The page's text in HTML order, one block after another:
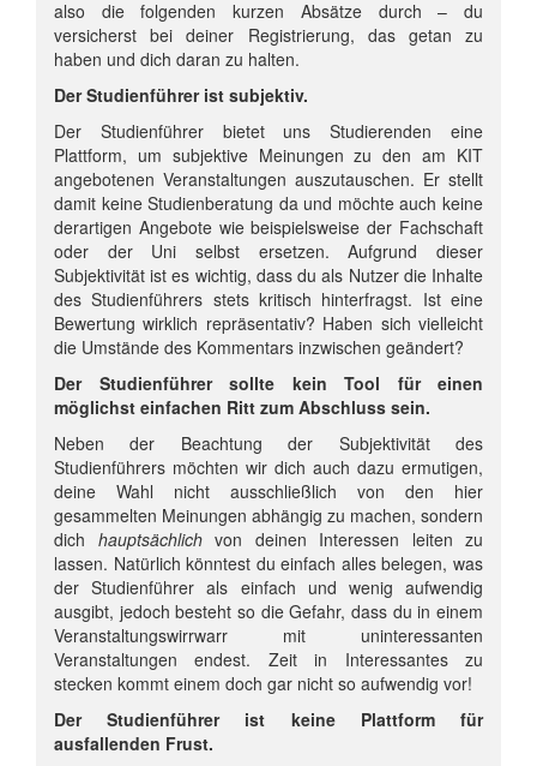
also die folgenden kurzen Absätze durch – du
versicherst bei deiner Registrierung, das getan zu
haben und dich daran zu halten.
Der Studienführer ist subjektiv.
Der Studienführer bietet uns Studierenden eine
Plattform, um subjektive Meinungen zu den am KIT
angebotenen Veranstaltungen auszutauschen. Er stellt
damit keine Studienberatung da und möchte auch keine
derartigen Angebote wie beispielsweise der Fachschaft
oder der Uni selbst ersetzen. Aufgrund dieser
Subjektivität ist es wichtig, dass du als Nutzer die Inhalte
des Studienführers stets kritisch hinterfragst. Ist eine
Bewertung wirklich repräsentativ? Haben sich vielleicht
die Umstände des Kommentars inzwischen geändert?
Der Studienführer sollte kein Tool für einen
möglichst einfachen Ritt zum Abschluss sein.
Neben der Beachtung der Subjektivität des
Studienführers möchten wir dich auch dazu ermutigen,
deine Wahl nicht ausschließlich von den hier
gesammelten Meinungen abhängig zu machen, sondern
dich hauptsächlichvon deinen Interessen leiten zu
lassen. Natürlich könntest du einfach alles belegen, was
der Studienführer als einfach und wenig aufwendig
ausgibt, jedoch besteht so die Gefahr, dass du in einem
Veranstaltungswirrwarr mit uninteressanten
Veranstaltungen endest. Zeit in Interessantes zu
stecken kommt einem doch gar nicht so aufwendig vor!
Der Studienführer ist keine Plattform für
ausfallenden Frust.